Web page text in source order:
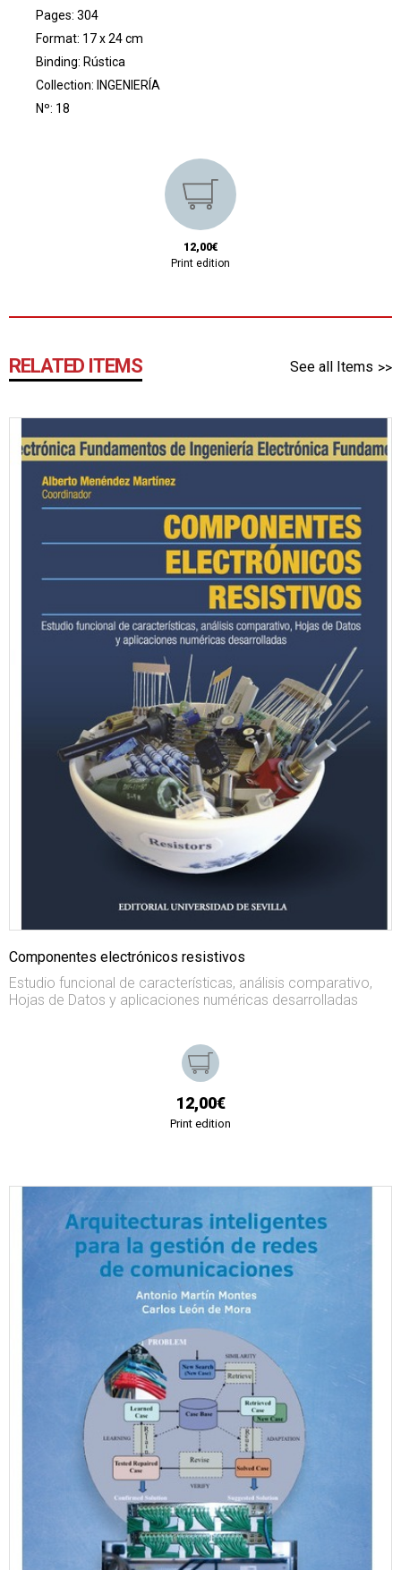
Pages: 304
Format: 17 x 24 cm
Binding: Rústica
Collection: INGENIERÍA
Nº: 18
12,00€
Print edition
RELATED ITEMS See all Items
Componentes electrónicos resistivos
Estudio funcional de características, análisis comparativo,
Hojas de Datos y aplicaciones numéricas desarrolladas
12,00€
Print edition